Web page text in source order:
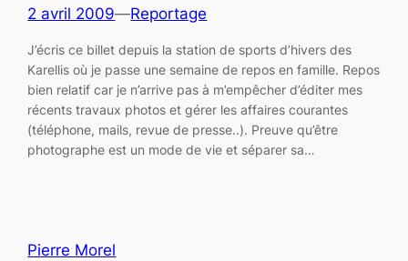
2 avril 2009—Reportage
J’écris ce billet depuis la station de sports d’hivers des
Karellis où je passe une semaine de repos en famille. Repos
bien relatif car je n’arrive pas à m’empêcher d’éditer mes
récents travaux photos et gérer les affaires courantes
(téléphone, mails, revue de presse..). Preuve qu’être
photographe est un mode de vie et séparer sa…
Pierre Morel